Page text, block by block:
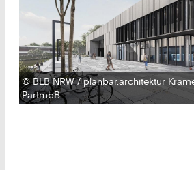
Urheberrecht:
©BLB NRW / planbar.architektur
PartmbB